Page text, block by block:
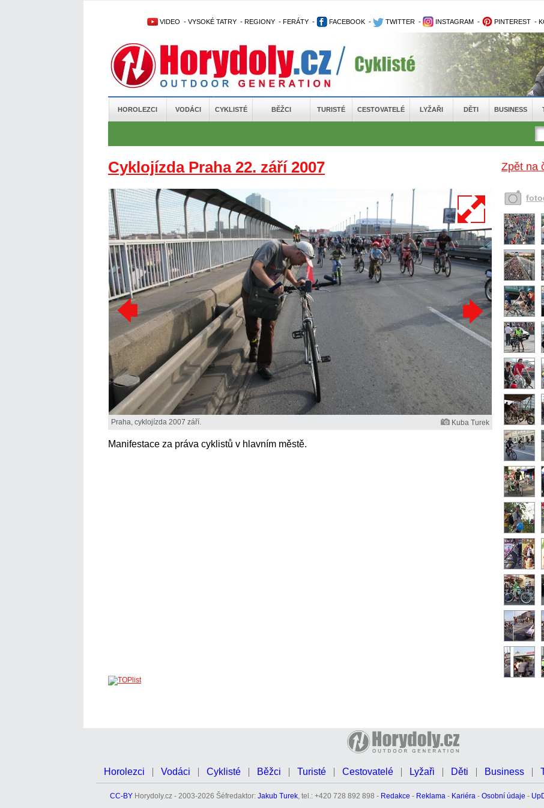
VIDEO - VYSOKÉ TATRY - REGIONY - FERÁTY - FACEBOOK - TWITTER - INSTAGRAM - PINTEREST -
HOROLEZCI VODÁCI CYKLISTÉ BĚŽCI TURISTÉ CESTOVATELÉ LYŽAŘI DĚTI BUSINESS
Zpět na
Cyklojízda Praha 22. září 2007
Praha, cyklojízda 2007 září. Kuba Turek
Manifestace za práva cyklistů v hlavním městě.
Horolezci Vodáci Cyklisté Běžci Turisté Cestovatelé Lyžaři Děti Business
CC-BY Horydoly.cz - 2003-2026 Šéfredaktor: Jakub Turek, tel.: +420 728 892 898 - Redakce - Reklama - Kariéra - Osobní údaje -